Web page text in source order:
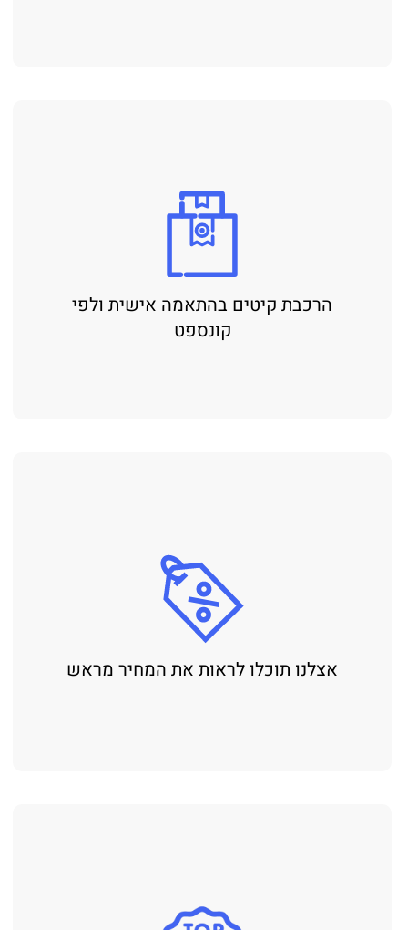
הרכבת קיטים בהתאמה אישית ולפי
קונספט
אצלנו תוכלו לראות את המחיר מראש